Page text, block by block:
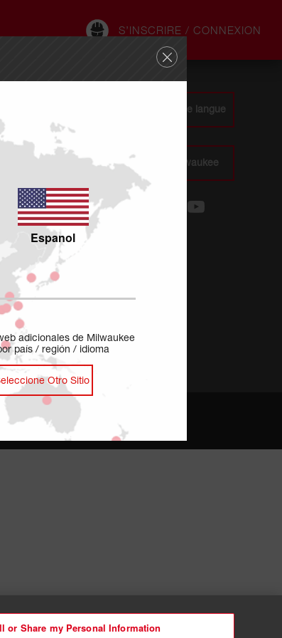
S’INSCRIRE / CONNEXION
Espanol
adicionales de Milwaukee
país / región / idioma
Otro Sitio
CA : : FR - Changer de site / de langue
Où acheter des produits Milwaukee
Matière de Cookies
or Share my Personal Information